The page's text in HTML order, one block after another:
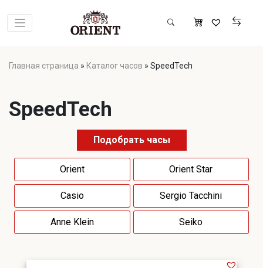
Главная страница » Каталог часов » SpeedTech
SpeedTech
Подобрать часы
Orient Orient Star
Casio Sergio Tacchini
Anne Klein Seiko